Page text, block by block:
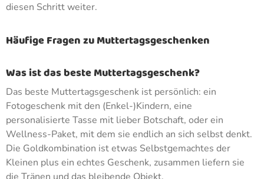
diesen Schritt weiter.
Häufige Fragen zu Muttertagsgeschenken
Was ist das beste Muttertagsgeschenk?
Das beste Muttertagsgeschenk ist persönlich: ein
Fotogeschenk mit den (Enkel-)Kindern, eine
personalisierte Tasse mit lieber Botschaft, oder ein
Wellness-Paket, mit dem sie endlich an sich selbst denkt.
Die Goldkombination ist etwas Selbstgemachtes der
Kleinen plus ein echtes Geschenk, zusammen liefern sie